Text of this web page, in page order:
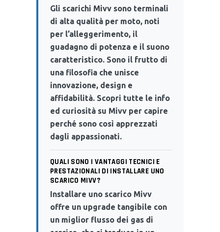
Gli scarichi Mivv sono terminali
di alta qualità per moto, noti
per l’alleggerimento, il
guadagno di potenza e il suono
caratteristico. Sono il frutto di
una filosofia che unisce
innovazione, design e
affidabilità. Scopri tutte le info
ed curiosità su Mivv per capire
perché sono così apprezzati
dagli appassionati.
QUALI SONO I VANTAGGI TECNICI E
PRESTAZIONALI DI INSTALLARE UNO
SCARICO MIVV?
Installare uno scarico Mivv
offre un upgrade tangibile con
un miglior flusso dei gas di